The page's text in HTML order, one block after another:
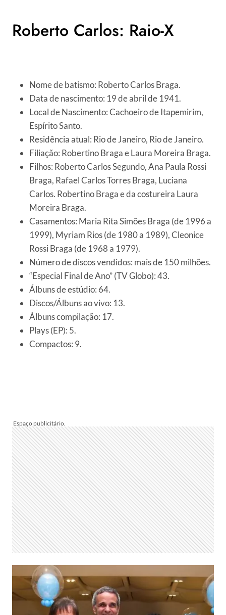
Roberto Carlos: Raio-X
Nome de batismo: Roberto Carlos Braga.
Data de nascimento: 19 de abril de 1941.
Local de Nascimento: Cachoeiro de Itapemirim,
Espírito Santo.
Residência atual: Rio de Janeiro, Rio de Janeiro.
Filiação: Robertino Braga e Laura Moreira Braga.
Filhos: Roberto Carlos Segundo, Ana Paula Rossi
Braga, Rafael Carlos Torres Braga, Luciana
Carlos. Robertino Braga e da costureira Laura
Moreira Braga.
Casamentos: Maria Rita Simões Braga (de 1996 a
1999), Myriam Rios (de 1980 a 1989), Cleonice
Rossi Braga (de 1968 a 1979).
Número de discos vendidos: mais de 150 milhões.
“Especial Final de Ano” (TV Globo): 43.
Álbuns de estúdio: 64.
Discos/Álbuns ao vivo: 13.
Álbuns compilação: 17.
Plays (EP): 5.
Compactos: 9.